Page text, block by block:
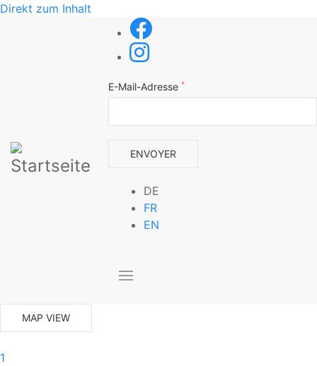
Direkt zum Inhalt
E-Mail-Adresse *
DE
FR
EN
MAP VIEW
1